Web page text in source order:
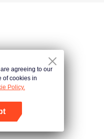
agreeing to our
of cookies in
Policy.